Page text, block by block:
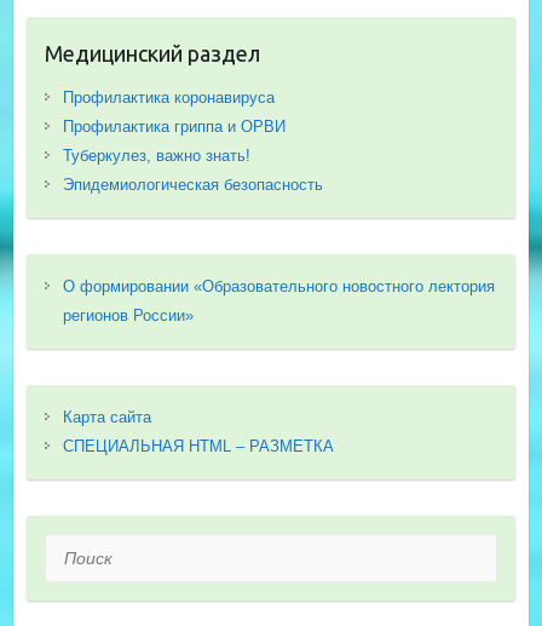
Медицинский раздел
Профилактика коронавируса
Профилактика гриппа и ОРВИ
Туберкулез, важно знать!
Эпидемиологическая безопасность
О формировании «Образовательного новостного лектория
регионов России»
Карта сайта
СПЕЦИАЛЬНАЯ HTML – РАЗМЕТКА
Поиск